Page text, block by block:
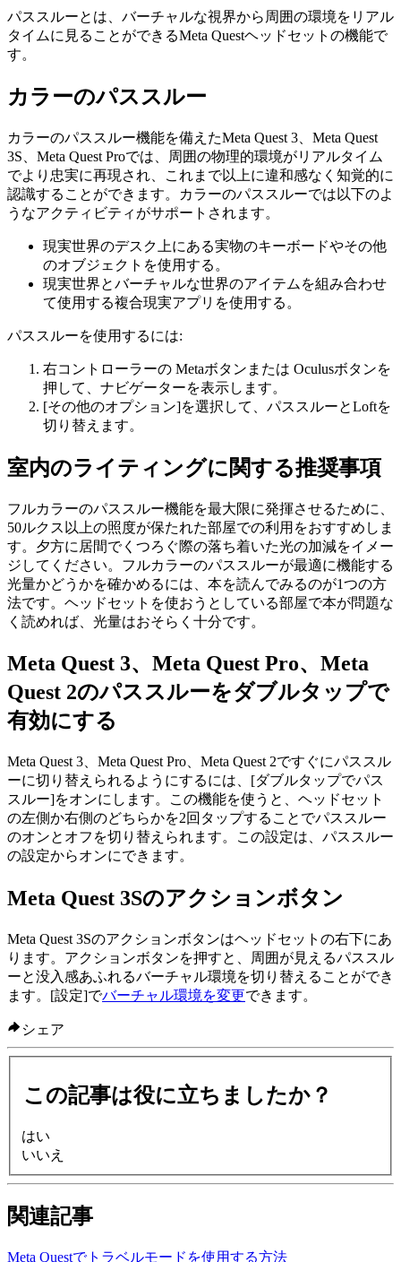
パススルーとは、バーチャルな視界から周囲の環境をリアル
タイムに見ることができるMeta Questヘッドセットの機能で
す。
カラーのパススルー
カラーのパススルー機能を備えたMeta Quest 3、Meta Quest
3S、Meta Quest Proでは、周囲の物理的環境がリアルタイム
でより忠実に再現され、これまで以上に違和感なく知覚的に
認識することができます。カラーのパススルーでは以下のよ
うなアクティビティがサポートされます。
現実世界のデスク上にある実物のキーボードやその他
のオブジェクトを使用する。
現実世界とバーチャルな世界のアイテムを組み合わせ
て使用する複合現実アプリを使用する。
パススルーを使用するには:
右コントローラーの Metaボタン または Oculusボタンを
押して、ナビゲーターを表示します。
[その他のオプション]を選択して、パススルーとLoftを
切り替えます。
室内のライティングに関する推奨事項
フルカラーのパススルー機能を最大限に発揮させるために、
50ルクス以上の照度が保たれた部屋での利用をおすすめしま
す。夕方に居間でくつろぐ際の落ち着いた光の加減をイメー
ジしてください。フルカラーのパススルーが最適に機能する
光量かどうかを確かめるには、本を読んでみるのが1つの方
法です。ヘッドセットを使おうとしている部屋で本が問題な
く読めれば、光量はおそらく十分です。
Meta Quest 3、Meta Quest Pro、Meta
Quest 2のパススルーをダブルタップで
有効にする
Meta Quest 3、Meta Quest Pro、Meta Quest 2ですぐにパススル
ーに切り替えられるようにするには、[ダブルタップでパス
スルー]をオンにします。この機能を使うと、ヘッドセット
の左側か右側のどちらかを2回タップすることでパススルー
のオンとオフを切り替えられます。この設定は、パススルー
の設定からオンにできます。
Meta Quest 3Sのアクションボタン
Meta Quest 3Sのアクションボタンはヘッドセットの右下にあ
ります。アクションボタンを押すと、周囲が見えるパススル
ーと没入感あふれるバーチャル環境を切り替えることができ
ます。[設定]でバーチャル環境を変更できます。
シェア
この記事は役に立ちましたか？
はい
いいえ
関連記事
Meta Questでトラベルモードを使用する方法